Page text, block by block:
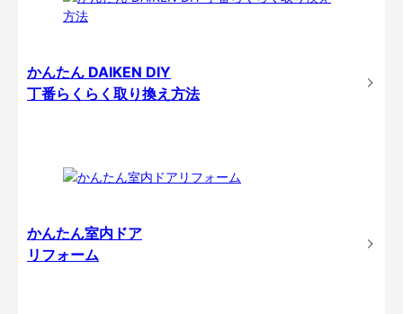
かんたん DAIKEN DIY
丁番らくらく取り換え方法
かんたん室内ドア
リフォーム